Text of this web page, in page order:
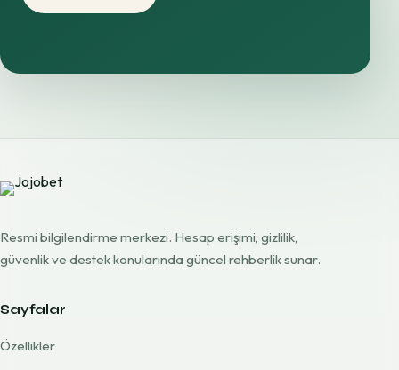
Resmi bilgilendirme merkezi. Hesap erişimi, gizlilik,
güvenlik ve destek konularında güncel rehberlik sunar.
Sayfalar
Özellikler